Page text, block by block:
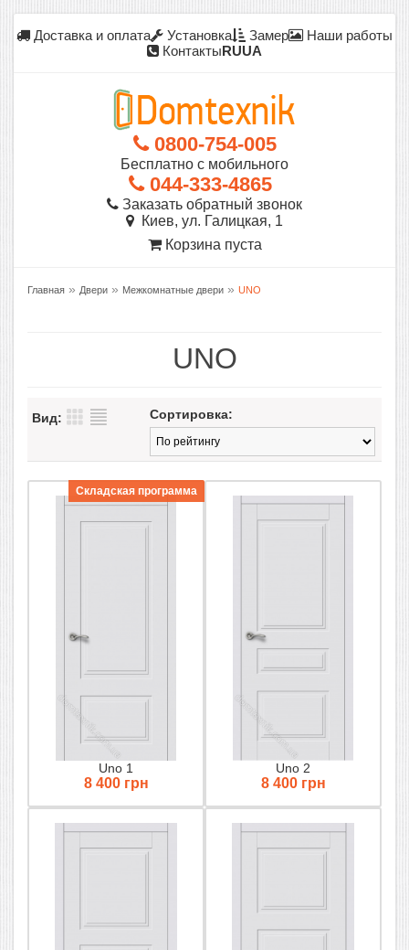
Доставка и оплата Установка Замер
Наши работы
КонтактыRUUA
0800-754-005
Бесплатно с мобильного
044-333-4865
Заказать обратный звонок
Киев, ул. Галицкая, 1
Корзина пуста
Главная » Двери » Межкомнатные двери » UNO
UNO
Вид: Сортировка:
Uno 1
8 400 грн
Складская программа
Uno 2
8 400 грн